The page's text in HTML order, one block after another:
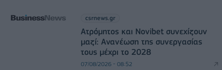
csrnews.gr
Ατρόμητος και Novibet συνεχίζουν
μαζί: Ανανέωση της συνεργασίας
τους μέχρι το 2028
07/08/2026 - 08:52